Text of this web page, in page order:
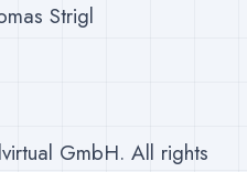
Strigl
GmbH. All rights